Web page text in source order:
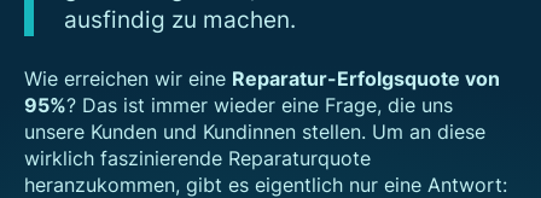
ausfindig zu machen.
Wie erreichen wir eine Reparatur-Erfolgsquote von
95%? Das ist immer wieder eine Frage, die uns
unsere Kunden und Kundinnen stellen. Um an diese
wirklich faszinierende Reparaturquote
heranzukommen, gibt es eigentlich nur eine Antwort: